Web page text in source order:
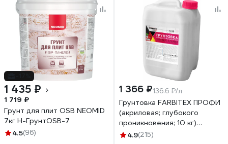
1 435 ₽
1 719 ₽
Грунт для плит OSB NEOMID
7кг Н-ГрунтOSB-7
4.5(96)
1 366 ₽136.6 ₽/л
Грунтовка FARBITEX ПРОФИ
(акриловая; глубокого
проникновения; 10 кг)
4300002310
4.9(215)